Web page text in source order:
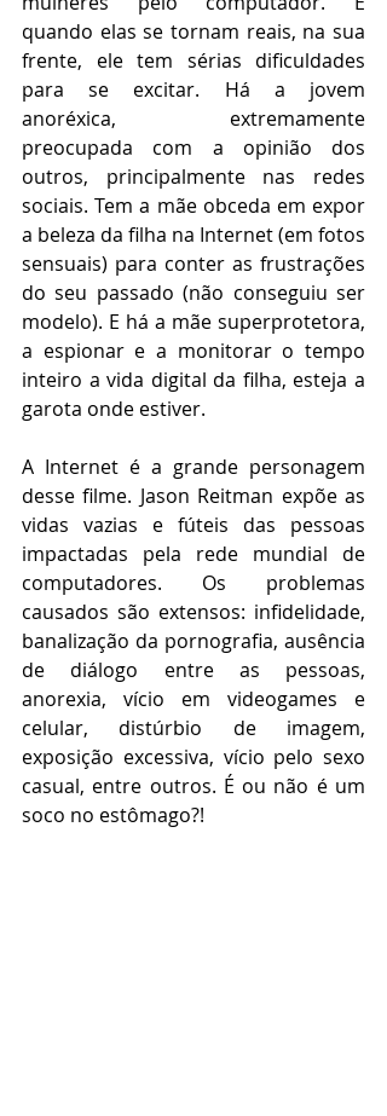
quando elas se tornam reais, na sua
frente, ele tem sérias dificuldades
para se excitar. Há a jovem
anoréxica, extremamente
preocupada com a opinião dos
outros, principalmente nas redes
sociais. Tem a mãe obceda em expor
a beleza da filha na Internet (em fotos
sensuais) para conter as frustrações
do seu passado (não conseguiu ser
modelo). E há a mãe superprotetora,
a espionar e a monitorar o tempo
inteiro a vida digital da filha, esteja a
garota onde estiver.
A Internet é a grande personagem
desse filme. Jason Reitman expõe as
vidas vazias e fúteis das pessoas
impactadas pela rede mundial de
computadores. Os problemas
causados são extensos: infidelidade,
banalização da pornografia, ausência
de diálogo entre as pessoas,
anorexia, vício em videogames e
celular, distúrbio de imagem,
exposição excessiva, vício pelo sexo
casual, entre outros. É ou não é um
soco no estômago?!